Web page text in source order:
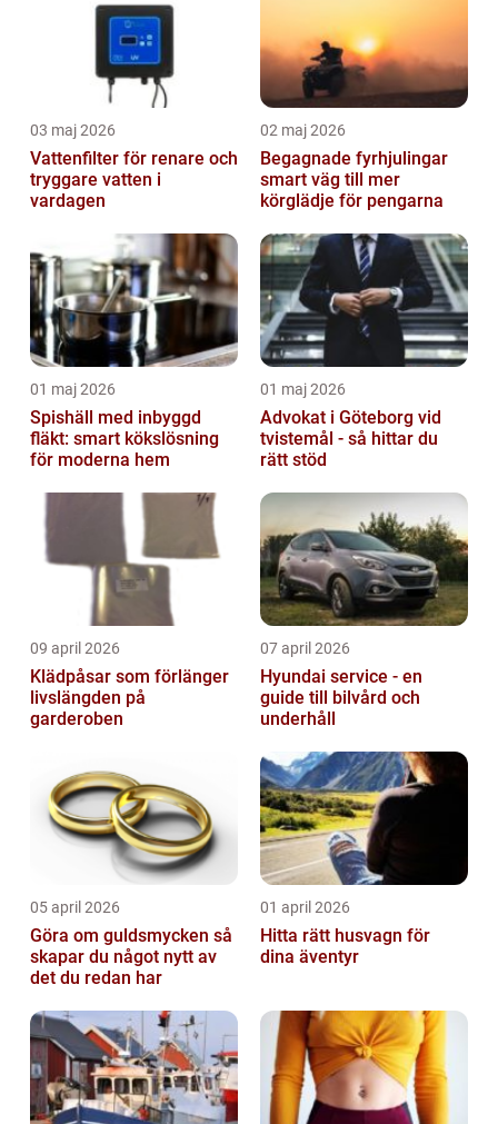
03 maj 2026
Vattenfilter för renare och
tryggare vatten i
vardagen
02 maj 2026
Begagnade fyrhjulingar
smart väg till mer
körglädje för pengarna
01 maj 2026
Spishäll med inbyggd
fläkt: smart kökslösning
för moderna hem
01 maj 2026
Advokat i Göteborg vid
tvistemål - så hittar du
rätt stöd
09 april 2026
Klädpåsar som förlänger
livslängden på
garderoben
07 april 2026
Hyundai service - en
guide till bilvård och
underhåll
05 april 2026
Göra om guldsmycken så
skapar du något nytt av
det du redan har
01 april 2026
Hitta rätt husvagn för
dina äventyr